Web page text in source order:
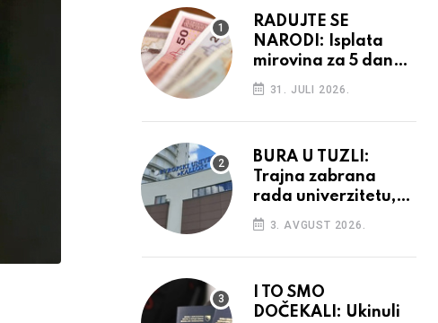
RADUJTE SE
NARODI: Isplata
mirovina za 5 dana,
retroaktivna
povećanja
31. JULI 2026.
BURA U TUZLI:
Trajna zabrana
rada univerzitetu,
provedba sudskih
odluka
3. AVGUST 2026.
I TO SMO
DOČEKALI: Ukinuli